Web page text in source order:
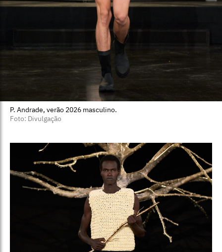
P. Andrade, verão 2026 masculino.
Foto: Divulgação